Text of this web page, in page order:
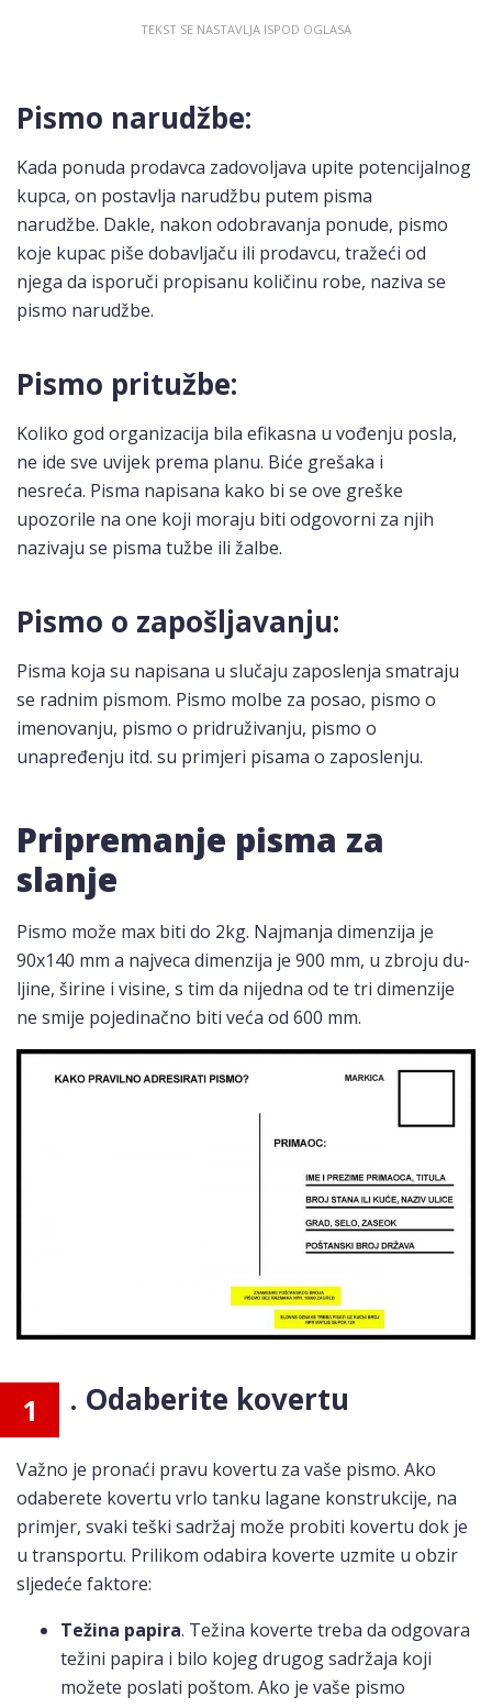
Pismo narudžbe:
Kada ponuda prodavca zadovoljava upite potencijalnog
kupca, on postavlja narudžbu putem pisma
narudžbe. Dakle, nakon odobravanja ponude, pismo
koje kupac piše dobavljaču ili prodavcu, tražeći od
njega da isporuči propisanu količinu robe, naziva se
pismo narudžbe.
Pismo pritužbe:
Koliko god organizacija bila efikasna u vođenju posla,
ne ide sve uvijek prema planu. Biće grešaka i
nesreća. Pisma napisana kako bi se ove greške
upozorile na one koji moraju biti odgovorni za njih
nazivaju se pisma tužbe ili žalbe.
Pismo o zapošljavanju:
Pisma koja su napisana u slučaju zaposlenja smatraju
se radnim pismom. Pismo molbe za posao, pismo o
imenovanju, pismo o pridruživanju, pismo o
unapređenju itd. su primjeri pisama o zaposlenju.
Pripremanje pisma za
slanje
Pismo može max biti do 2kg. Najmanja dimenzija je
90x140 mm a najveca dimenzija je 900 mm, u zbroju du­
ljine, širine i visine, s tim da nijedna od te tri dimenzije
ne smije pojedinačno biti veća od 600 mm.
1 . Odaberite kovertu
Važno je pronaći pravu kovertu za vaše pismo. Ako
odaberete kovertu vrlo tanku lagane konstrukcije, na
primjer, svaki teški sadržaj može probiti kovertu dok je
u transportu. Prilikom odabira koverte uzmite u obzir
sljedeće faktore:
Težina papira. Težina koverte treba da odgovara
težini papira i bilo kojeg drugog sadržaja koji
možete poslati poštom. Ako je vaše pismo